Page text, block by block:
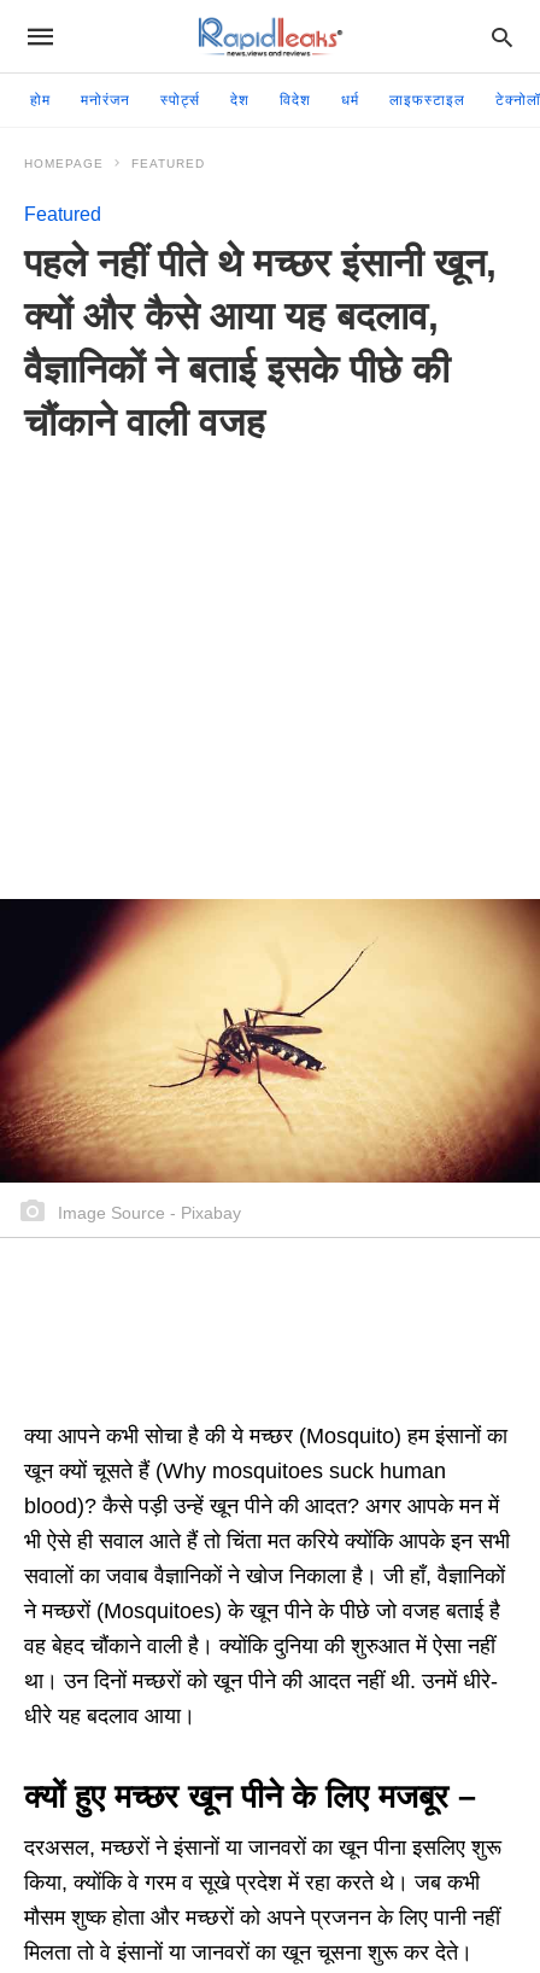
होम मनोरंजन स्पोर्ट्स देश विदेश धर्म लाइफस्टाइल
HOMEPAGE FEATURED
Featured
पहले नहीं पीते थे मच्छर इंसानी खून,
क्यों और कैसे आया यह बदलाव,
वैज्ञानिकों ने बताई इसके पीछे की
चौंकाने वाली वजह
Image Source - Pixabay
क्या आपने कभी सोचा है की ये मच्छर (Mosquito) हम इंसानों का
खून क्यों चूसते हैं (Why mosquitoes suck human
blood)? कैसे पड़ी उन्हें खून पीने की आदत? अगर आपके मन में
भी ऐसे ही सवाल आते हैं तो चिंता मत करिये क्योंकि आपके इन सभी
सवालों का जवाब वैज्ञानिकों ने खोज निकाला है। जी हाँ, वैज्ञानिकों
ने मच्छरों (Mosquitoes) के खून पीने के पीछे जो वजह बताई है
वह बेहद चौंकाने वाली है। क्योंकि दुनिया की शुरुआत में ऐसा नहीं
था। उन दिनों मच्छरों को खून पीने की आदत नहीं थी. उनमें धीरे-
धीरे यह बदलाव आया।
क्यों हुए मच्छर खून पीने के लिए मजबूर –
दरअसल, मच्छरों ने इंसानों या जानवरों का खून पीना इसलिए शुरू
किया, क्योंकि वे गरम व सूखे प्रदेश में रहा करते थे। जब कभी
मौसम शुष्क होता और मच्छरों को अपने प्रजनन के लिए पानी नहीं
मिलता तो वे इंसानों या जानवरों का खून चूसना शुरू कर देते।